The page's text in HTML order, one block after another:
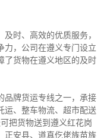
时、高效的优质服务，
力，公司在遵义专门设立
了货物在遵义地区的及时
牌货运专线之一， 承接
运、整车物流、超市配送
把货物送到遵义红花岗
正安县、道真仡佬族苗族